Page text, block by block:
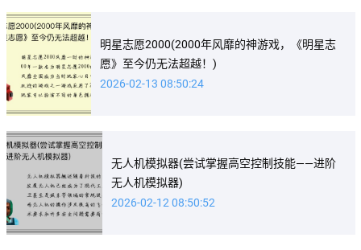
明星志愿2000(2000年风靡的神游戏，《明星志
愿》至今仍无法超越！)
2026-02-13 08:50:24
无人机模拟器(尝试掌握高空控制技能——进阶
无人机模拟器)
2026-02-12 08:50:52